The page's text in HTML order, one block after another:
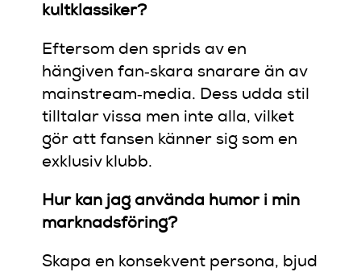
kultklassiker?
Eftersom den sprids av en
hängiven fan‑skara snarare än av
mainstream‑media. Dess udda stil
tilltalar vissa men inte alla, vilket
gör att fansen känner sig som en
exklusiv klubb.
Hur kan jag använda humor i min
marknadsföring?
Skapa en konsekvent persona, bjud